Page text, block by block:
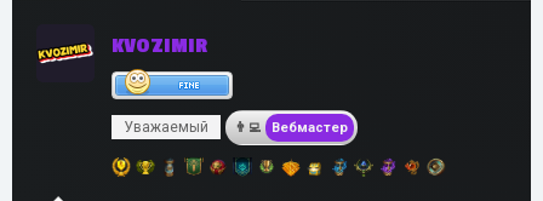
KVOZIMIR
Уважаемый Вебмастер